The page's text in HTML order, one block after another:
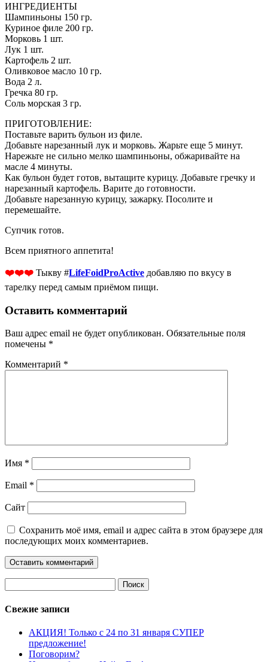
ИНГРЕДИЕНТЫ
Шампиньоны 150 гр.
Куриное филе 200 гр.
Морковь 1 шт.
Лук 1 шт.
Картофель 2 шт.
Оливковое масло 10 гр.
Вода 2 л.
Гречка 80 гр.
Соль морская 3 гр.
ПРИГОТОВЛЕНИЕ:
Поставьте варить бульон из филе.
Добавьте нарезанный лук и морковь. Жарьте еще 5 минут.
Нарежьте не сильно мелко шампиньоны, обжаривайте на
масле 4 минуты.
Как бульон будет готов, вытащите курицу. Добавьте гречку и
нарезанный картофель. Варите до готовности.
Добавьте нарезанную курицу, зажарку. Посолите и
перемешайте.
Супчик готов.
Всем приятного аппетита!
❤️❤️❤️ Тыкву #LifeFoidProActive добавляю по вкусу в
тарелку перед самым приёмом пищи.
Оставить комментарий
Ваш адрес email не будет опубликован. Обязательные поля
помечены *
Комментарий *
Имя *
Email *
Сайт
Сохранить моё имя, email и адрес сайта в этом браузере для
последующих моих комментариев.
Свежие записи
АКЦИЯ! Только с 24 по 31 января СУПЕР
предложение!
Поговорим?